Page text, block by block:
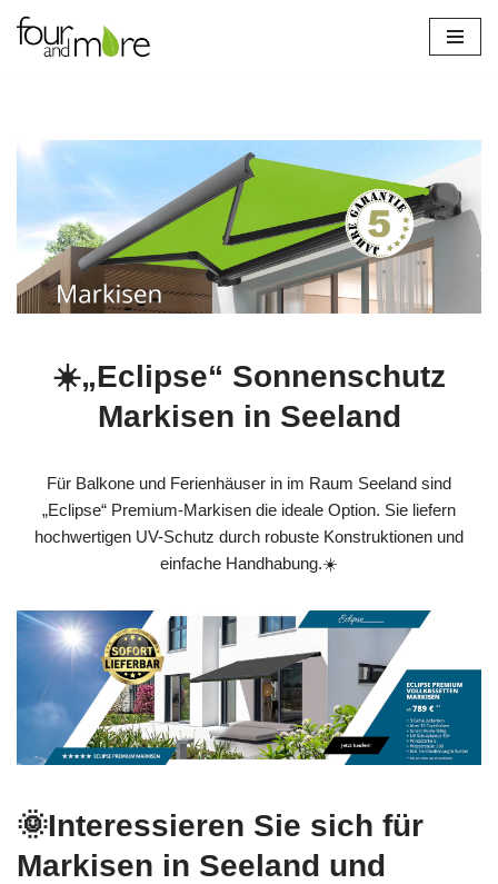
Zum
☀️„Eclipse“ Sonnenschutz
Markisen in Seeland
Für Balkone und Ferienhäuser in im Raum Seeland sind
„Eclipse“ Premium-Markisen die ideale Option. Sie liefern
hochwertigen UV-Schutz durch robuste Konstruktionen und
einfache Handhabung.☀️
🌞Interessieren Sie sich für
Markisen in Seeland und